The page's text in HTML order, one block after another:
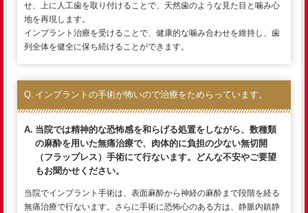
せ、上に人工歯を取り付けることで、天然歯のような見た目と噛み心
地を再現します。
インプラント治療を受けることで、健康的な噛み合わせを維持し、歯
列全体を健全に保ち続けることができます。
インプラントの手術が怖いので治療をためらっています。
当院では精神的な恐怖感を和らげる処置をしながら、数種類
の麻酔を用いた無痛治療で、肉体的に負担の少ない無切開
（フラップレス）手術にて行ないます。どんな不安やご要望
もお聞かせください。
当院でインプラント手術は、表面麻酔から神経の麻酔まで段階を経る
無痛治療で行ないます。さらに手術に恐怖心のある方は、静脈内鎮静